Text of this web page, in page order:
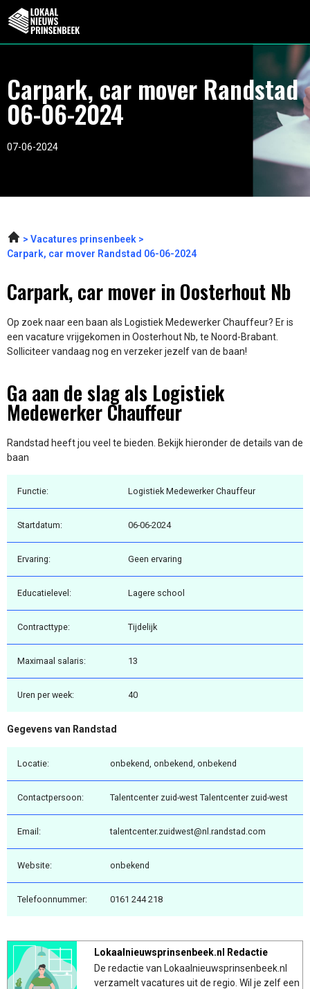
Carpark, car mover Randstad
06-06-2024
07-06-2024
Vacatures prinsenbeek
Carpark, car mover Randstad 06-06-2024
Carpark, car mover in Oosterhout Nb
Op zoek naar een baan als Logistiek Medewerker Chauffeur? Er is
een vacature vrijgekomen in Oosterhout Nb, te Noord-Brabant.
Solliciteer vandaag nog en verzeker jezelf van de baan!
Ga aan de slag als Logistiek
Medewerker Chauffeur
Randstad heeft jou veel te bieden. Bekijk hieronder de details van de
baan
Functie: Logistiek Medewerker Chauffeur
Startdatum: 06-06-2024
Ervaring: Geen ervaring
Educatielevel: Lagere school
Contracttype: Tijdelijk
Maximaal salaris: 13
Uren per week: 40
Gegevens van Randstad
Locatie: onbekend, onbekend, onbekend
Contactpersoon: Talentcenter zuid-west Talentcenter zuid-west
Email: talentcenter.zuidwest@nl.randstad.com
Website: onbekend
Telefoonnummer: 0161 244 218
Lokaalnieuwsprinsenbeek.nl Redactie
De redactie van Lokaalnieuwsprinsenbeek.nl
verzamelt vacatures uit de regio. Wil je zelf een